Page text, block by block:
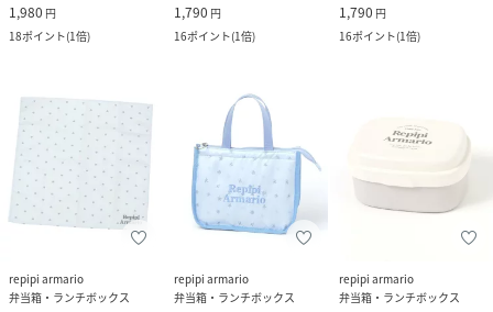
1,980 円
18ポイント(1倍)
1,790 円
16ポイント(1倍)
1,790 円
16ポイント(1倍)
repipi armario
弁当箱・ランチボックス
repipi armario
弁当箱・ランチボックス
repipi armario
弁当箱・ランチボックス